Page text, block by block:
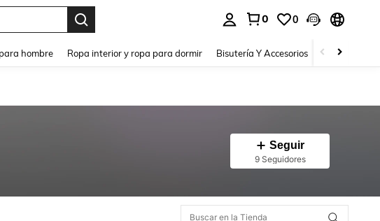
0 0
hombre Ropa interior y ropa para dormir Bisutería Y Accesorios Zapatos
Seguir
9 Seguidores